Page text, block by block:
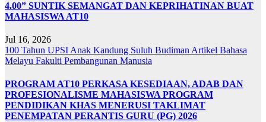
4.00” SUNTIK SEMANGAT DAN KEPRIHATINAN BUAT
MAHASISWA AT10
Jul 16, 2026
100 Tahun UPSI Anak Kandung Suluh Budiman Artikel Bahasa
Melayu Fakulti Pembangunan Manusia
PROGRAM AT10 PERKASA KESEDIAAN, ADAB DAN
PROFESIONALISME MAHASISWA PROGRAM
PENDIDIKAN KHAS MENERUSI TAKLIMAT
PENEMPATAN PERANTIS GURU (PG) 2026